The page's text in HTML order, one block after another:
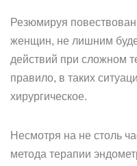
Резюмируя
женщин, не лишним
действий при сложном
правило, в таких
хирургическое.
Несмотря на не столь
метода терапии